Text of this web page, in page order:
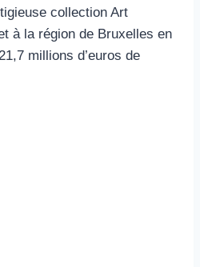
collection Art
à la région de Bruxelles en
millions d’euros de